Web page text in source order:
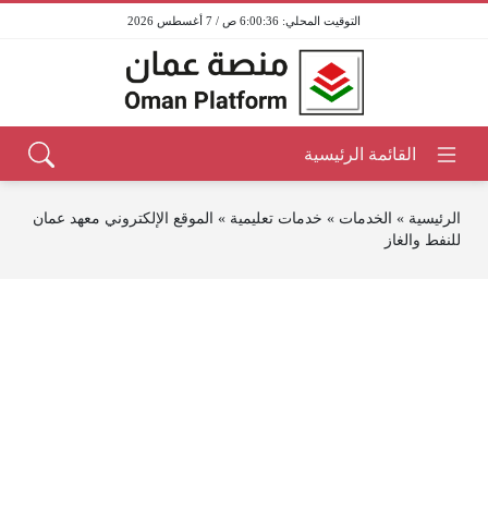
6:00:36 ص / 7 أغسطس 2026
الرئيسية » الخدمات » خدمات تعليمية » الموقع الإلكتروني معهد عمان
للنفط والغاز